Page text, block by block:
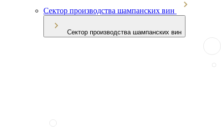
Сектор производства шампанских вин
Сектор производства шампанских вин